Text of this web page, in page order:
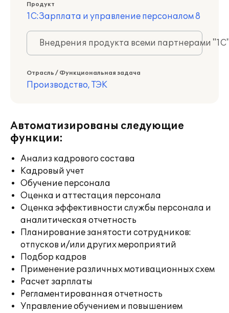
Продукт
1С:Зарплата и управление персоналом 8
Внедрения продукта всеми партнерами
Отрасль / Функциональная задача
Производство, ТЭК
Автоматизированы следующие
функции:
Анализ кадрового состава
Кадровый учет
Обучение персонала
Оценка и аттестация персонала
Оценка эффективности службы персонала и
аналитическая отчетность
Планирование занятости сотрудников:
отпусков и/или других мероприятий
Подбор кадров
Применение различных мотивационных схем
Расчет зарплаты
Регламентированная отчетность
Управление обучением и повышением